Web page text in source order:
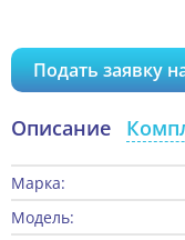
Подать заявку
Описание
Марка:
Модель: